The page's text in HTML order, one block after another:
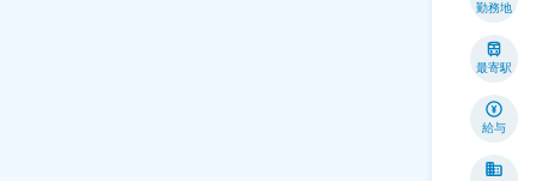
勤務地
最寄駅
給与